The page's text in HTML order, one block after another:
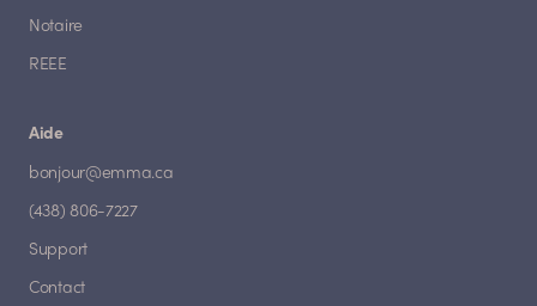
Notaire
REEE
Aide
bonjour@emma.ca
(438) 806-7227
Support
Contact